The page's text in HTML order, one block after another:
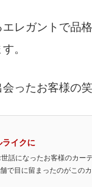
レガントで品
。
ったお客様の
ライクに
話になったお客様のカー
で目に留まったのがこの